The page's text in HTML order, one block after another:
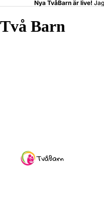
Nya TvåBarn är live!
Två Barn